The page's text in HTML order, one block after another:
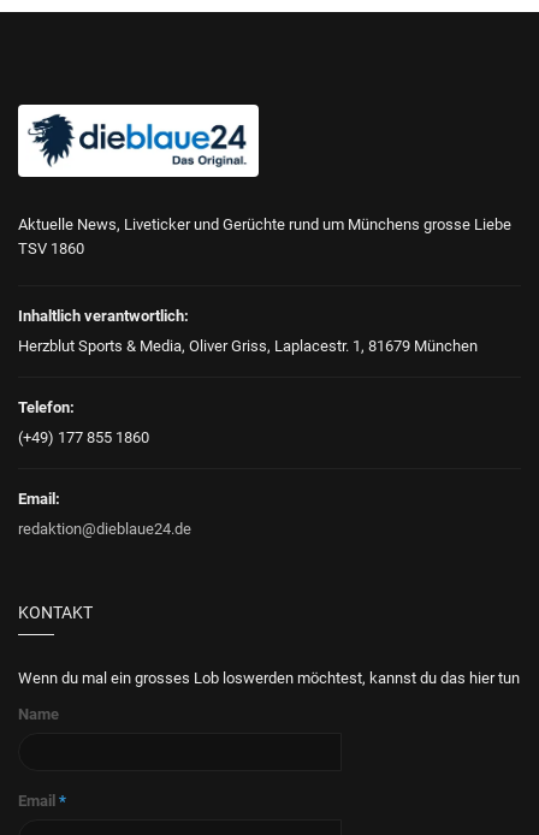
Aktuelle News, Liveticker und Gerüchte rund um Münchens grosse Liebe
TSV 1860
Inhaltlich verantwortlich:
Herzblut Sports & Media, Oliver Griss, Laplacestr. 1, 81679 München
Telefon:
(+49) 177 855 1860
Email:
redaktion@dieblaue24.de
KONTAKT
Wenn du mal ein grosses Lob loswerden möchtest, kannst du das hier tun
Name
Email *